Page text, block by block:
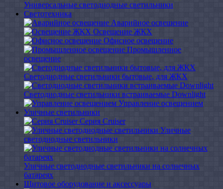
Универсальные светодиодные светильники
Светотехника
Аварийное освещение
Освещение ЖКХ
Офисное освещение
Промышленное
освещение
Светодиодные светильники бытовые, для ЖКХ
Светодиодные светильники встраиваемые Downlight
Управление освещением
Уличные светильники
Серия Cruiser
Уличные
светодиодные светильники
Уличные светодиодные светильники на солнечных
батареях
Щитовое оборудование и аксессуары